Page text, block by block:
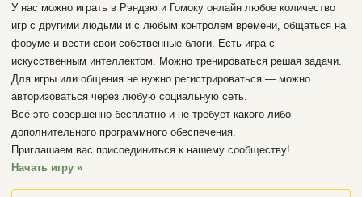
У нас можно играть в Рэндзю и Гомоку онлайн любое количество
игр с другими людьми и с любым контролем времени, общаться на
форуме и вести свои собственные блоги. Есть игра с
искусственным интеллектом. Можно тренироваться решая задачи.
Для игры или общения не нужно регистрироваться — можно
авторизоваться через любую социальную сеть.
Всё это совершенно бесплатно и не требует какого-либо
дополнительного программного обеспечения.
Приглашаем вас присоединиться к нашему сообществу!
Начать игру »